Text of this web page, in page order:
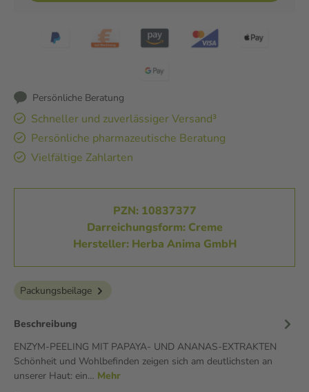
Persönliche Beratung
Schneller und zuverlässiger Versand³
Persönliche pharmazeutische Beratung
Vielfältige Zahlarten
PZN: 10837377
Darreichungsform: Creme
Hersteller: Herba Anima GmbH
Packungsbeilage
Beschreibung
ENZYM-PEELING MIT PAPAYA- UND ANANAS-EXTRAKTEN
Schönheit und Wohlbefinden zeigen sich am deutlichsten an
unserer Haut: ein… Mehr